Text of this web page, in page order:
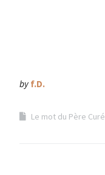
by f.D.
Le mot du Père Curé